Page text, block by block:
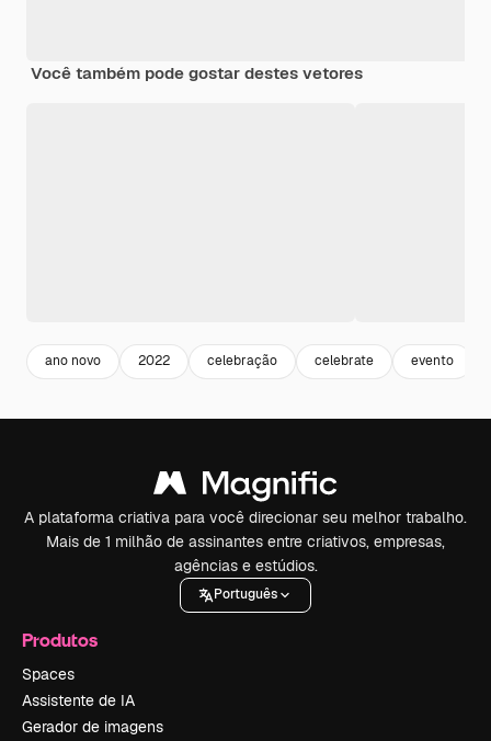
Você também pode gostar destes vetores
ano novo 2022 celebração celebrate evento
A plataforma criativa para você direcionar seu melhor trabalho.
Mais de 1 milhão de assinantes entre criativos, empresas,
agências e estúdios.
Português
Produtos
Spaces
Assistente de IA
Gerador de imagens